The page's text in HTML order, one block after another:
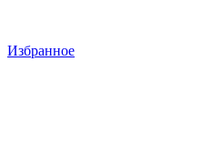
Избранное